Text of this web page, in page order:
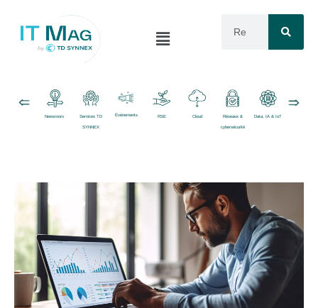
Newsroom Services TD
SYNNEX
Événements RSE Cloud Réseaux &
cybersécurité
Data, IA & IoT